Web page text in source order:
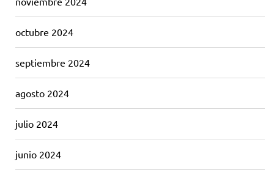
octubre 2024
septiembre 2024
agosto 2024
julio 2024
junio 2024